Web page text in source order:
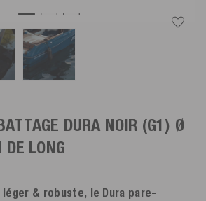
DURA NOIR (G1) Ø
LONG
léger & robuste, le Dura pare-